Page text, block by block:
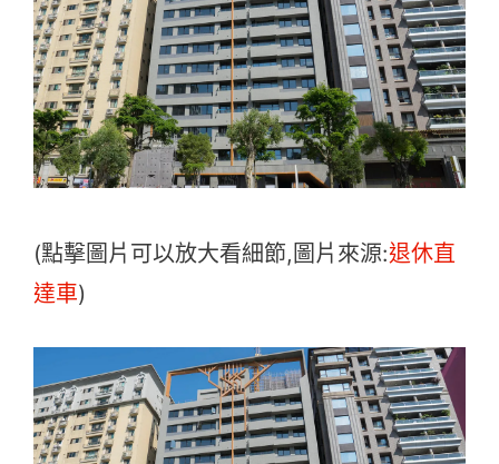
(點擊圖片可以放大看細節,圖片來源:退休直
達車)